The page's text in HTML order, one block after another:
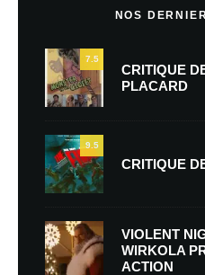
NOS
7.5
CRITIQUE
PLACARD
9.5
CRITIQUE
VIOLENT
WIRKOLA
ACTION